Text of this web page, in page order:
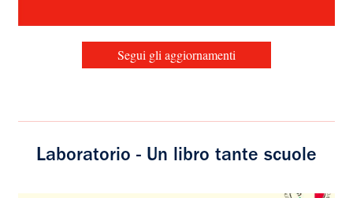
Segui gli aggiornamenti
Laboratorio - Un libro tante scuole